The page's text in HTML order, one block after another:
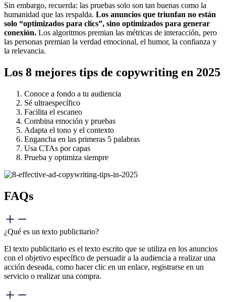
Sin embargo, recuerda: las pruebas solo son tan buenas como la
humanidad que las respalda. Los anuncios que triunfan no están
solo “optimizados para clics”, sino optimizados para generar
conexión. Los algoritmos premian las métricas de interacción, pero
las personas premian la verdad emocional, el humor, la confianza y
la relevancia.
Los 8 mejores tips de copywriting en 2025
Conoce a fondo a tu audiencia
Sé ultraespecífico
Facilita el escaneo
Combina emoción y pruebas
Adapta el tono y el contexto
Engancha en las primeras 5 palabras
Usa CTAs por capas
Prueba y optimiza siempre
FAQs
¿Qué es un texto publicitario?
El texto publicitario es el texto escrito que se utiliza en los anuncios
con el objetivo específico de persuadir a la audiencia a realizar una
acción deseada, como hacer clic en un enlace, registrarse en un
servicio o realizar una compra.